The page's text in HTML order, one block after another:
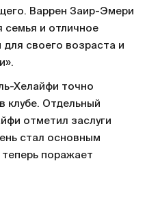
Варрен Заир-Эмери
семья и отличное
своего возраста и
Хелайфи точно
клубе. Отдельный
отметил заслуги
стал основным
поражает